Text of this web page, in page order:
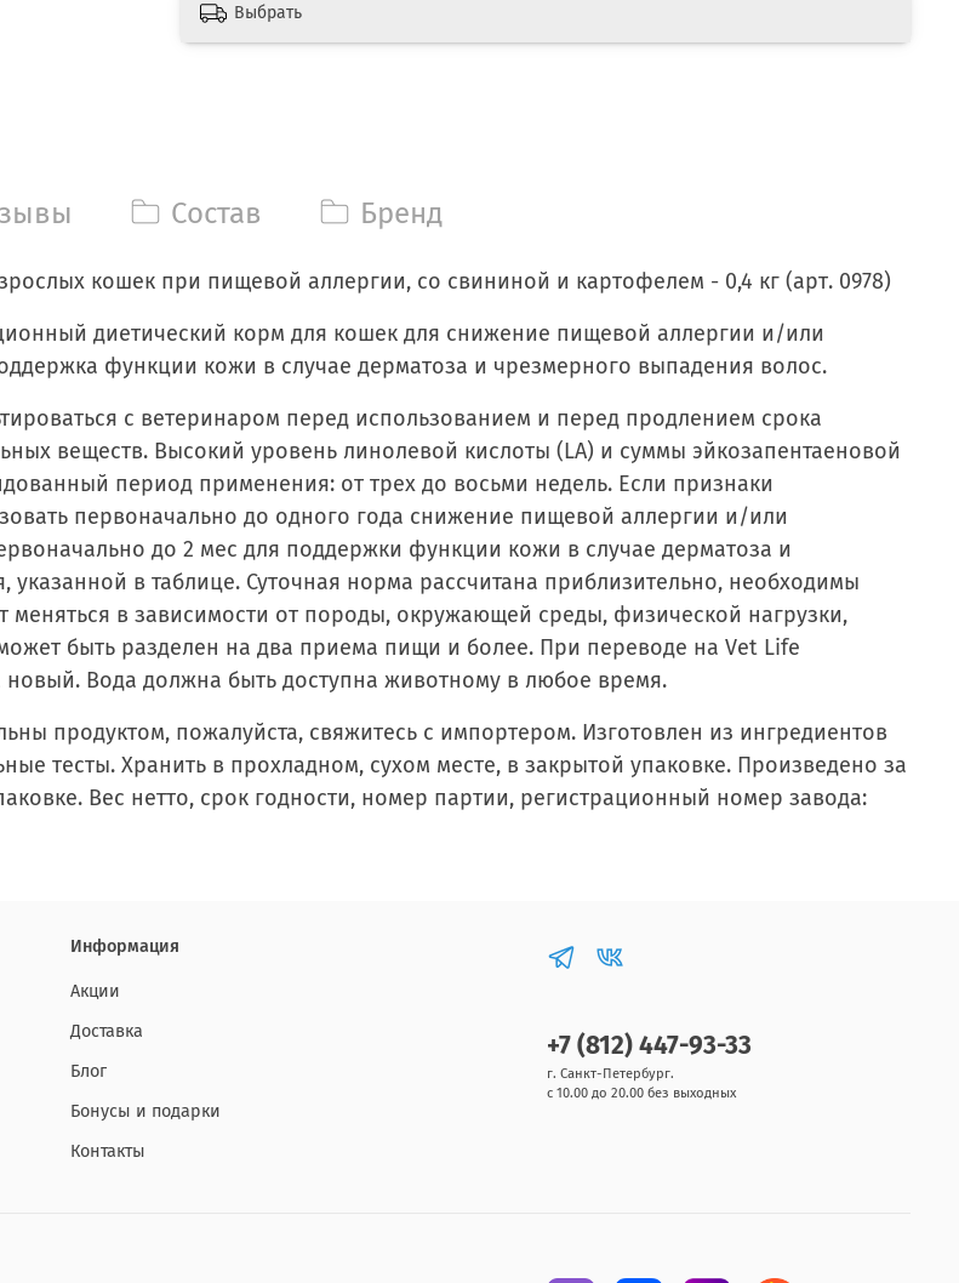
Выбрать
Состав Бренд
кошек при пищевой аллергии, со свининой и картофелем - 0,4 кг (арт. 0978)
диетический корм для кошек для снижение пищевой аллергии и/или
функции кожи в случае дерматоза и чрезмерного выпадения волос.
с ветеринаром перед использованием и перед продлением срока
веществ. Высокий уровень линолевой кислоты (LA) и суммы эйкозапентаеновой
период применения: от трех до восьми недель. Если признаки
первоначально до одного года снижение пищевой аллергии и/или
до 2 мес для поддержки функции кожи в случае дерматоза и
в таблице. Суточная норма рассчитана приблизительно, необходимы
в зависимости от породы, окружающей среды, физической нагрузки,
быть разделен на два приема пищи и более. При переводе на Vet Life
Вода должна быть доступна животному в любое время.
продуктом, пожалуйста, свяжитесь с импортером. Изготовлен из ингредиентов
тесты. Хранить в прохладном, сухом месте, в закрытой упаковке. Произведено за
Вес нетто, срок годности, номер партии, регистрационный номер завода:
Информация
Акции
Доставка
Блог
Бонусы и подарки
Контакты
+7 (812) 447-93-33
г. Санкт-Петербург.
с 10.00 до 20.00 без выходных